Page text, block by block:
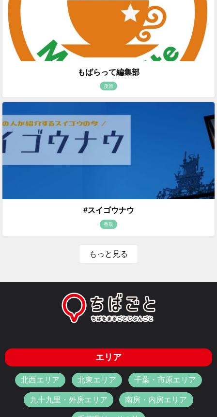
もばらって編集部
茂原
#スイゴウナウ
香取
もっと見る
エリア
北西エリア 北東エリア 千葉・市原エリア
九十九里・外房エリア 南房・内房エリア